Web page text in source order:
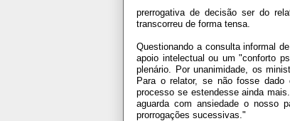
prerrogativa de decisão ser do
transcorreu de forma tensa.
Questionando a consulta informal
apoio intelectual ou um "conforto
plenário. Por unanimidade, os
Para o relator, se não fosse
processo se estendesse ainda
aguarda com ansiedade o nosso
prorrogações sucessivas."